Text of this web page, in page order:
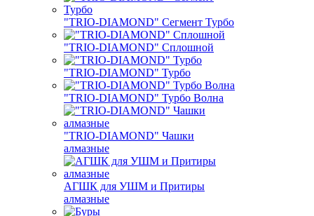
"TRIO-DIAMOND" Сегмент Турбо
"TRIO-DIAMOND" Сплошной
"TRIO-DIAMOND" Турбо
"TRIO-DIAMOND" Турбо Волна
"TRIO-DIAMOND" Чашки
алмазные
АГШК для УШМ и Притиры
алмазные